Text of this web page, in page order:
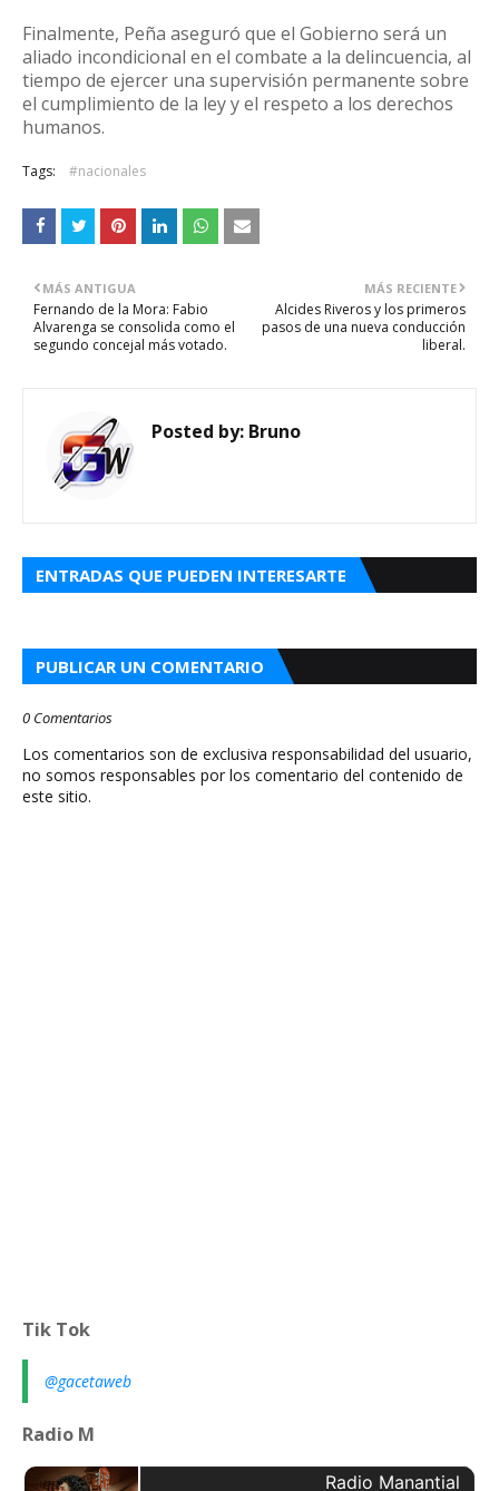
Finalmente, Peña aseguró que el Gobierno será un
aliado incondicional en el combate a la delincuencia, al
tiempo de ejercer una supervisión permanente sobre
el cumplimiento de la ley y el respeto a los derechos
humanos.
Tags: #nacionales
MÁS RECIENTE
Alcides Riveros y los primeros
pasos de una nueva conducción
liberal.
MÁS ANTIGUA
Fernando de la Mora: Fabio
Alvarenga se consolida como el
segundo concejal más votado.
Posted by: Bruno
ENTRADAS QUE PUEDEN INTERESARTE
PUBLICAR UN COMENTARIO
0 Comentarios
Los comentarios son de exclusiva responsabilidad del usuario,
no somos responsables por los comentario del contenido de
este sitio.
Tik Tok
@gacetaweb
Radio M